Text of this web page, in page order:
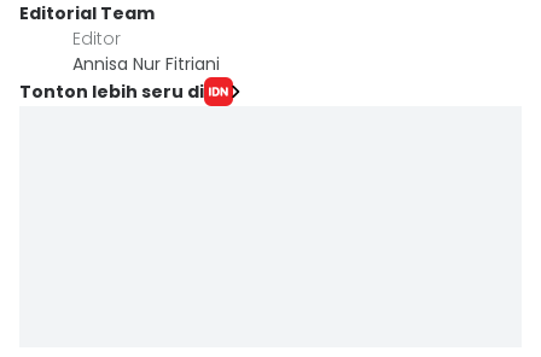
Editorial Team
Editor
Annisa Nur Fitriani
Tonton lebih seru di